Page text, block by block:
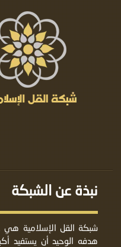
نبذة عن الشبكة
شبكة القل الإسلامية
هدفه الوحيد أن يستفيد